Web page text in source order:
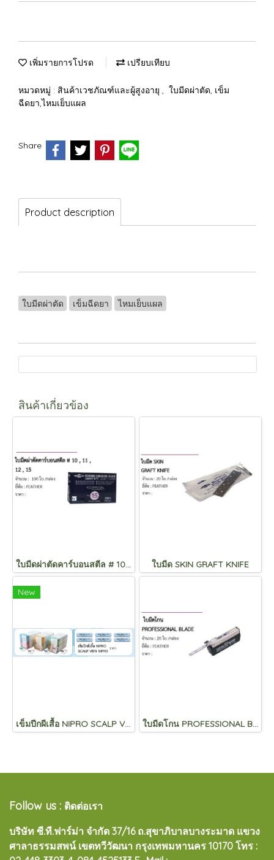
เพิ่มรายการโปรด เปรียบเทียบ
หมวดหมู่ : สินค้าเวชภัณฑ์และผู้สูงอายุ , ใบมีดผ่าตัด, เข็ม
ฉีดยา,ไหมเย็บแผล
Share
Product description
ใบมีดผ่าตัด เข็มฉีดยา ไหมเย็บแผล
สินค้าเกี่ยวข้อง
ใบมีดผ่าตัดคาร์บอนสตีล # 10 , 11 , 12 , 15 ใบมีด SKIN GRAFT KNIFE
New
เข็มปีกผีเสื้อ NIPRO SCALP VEIN NIPRO ใบมีดโกน PROFESSIONAL BLADE
Follow us : ติดต่อเรา
บริษัท ซี.ที.ฟาร์ม่า จำกัด 37/16 ถ.สุขาภิบาลบางระมาด แขวง
ศาลาธรรมสพน์ เขตทวีวัฒนา กรุงเทพมหานคร 10170 โทร :